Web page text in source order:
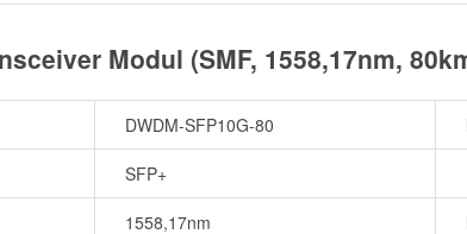
Modul (SMF, 1558,17nm,
DWDM-SFP10G-80
SFP+
1558,17nm